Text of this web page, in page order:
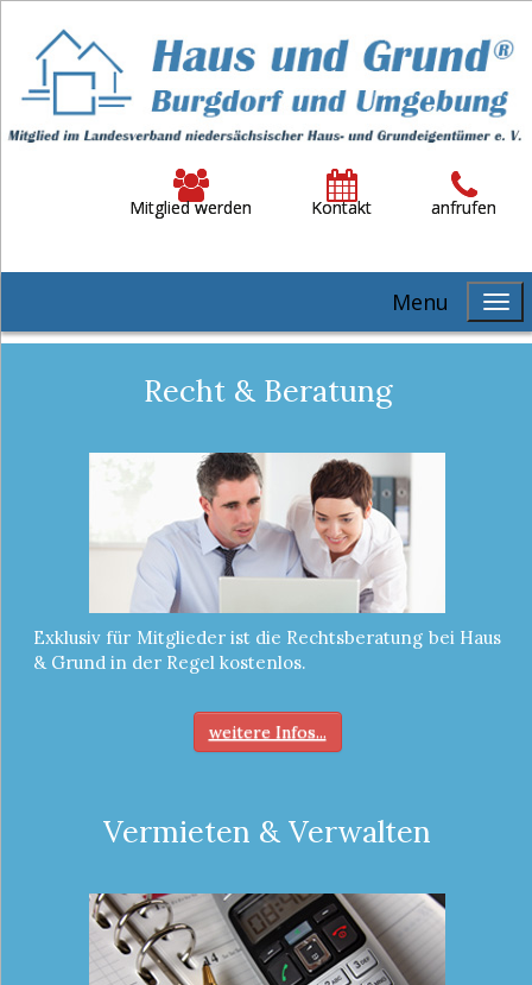
Mitglied werden Kontakt anfrufen
Menu
Recht & Beratung
Exklusiv für Mitglieder ist die Rechtsberatung bei Haus
& Grund in der Regel kostenlos.
weitere Infos...
Vermieten & Verwalten